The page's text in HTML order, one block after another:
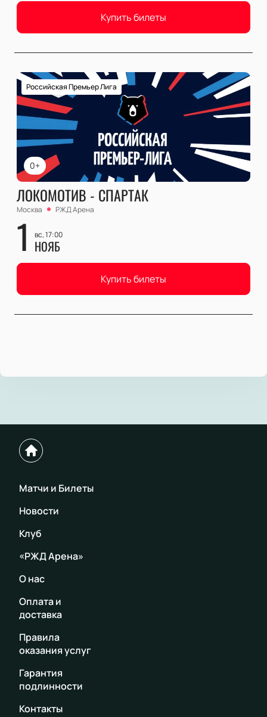
Купить билеты
0+
Российская Премьер Лига
ЛОКОМОТИВ - СПАРТАК
Москва РЖД Арена
1 вс, 17:00
НОЯБ
Купить билеты
Матчи и Билеты
Новости
Клуб
«РЖД Арена»
О нас
Оплата и
доставка
Правила
оказания услуг
Гарантия
подлинности
Контакты